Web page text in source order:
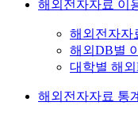
해외전자자료 이
해외전자자
해외DB별
대학별 해
해외전자자료 통계